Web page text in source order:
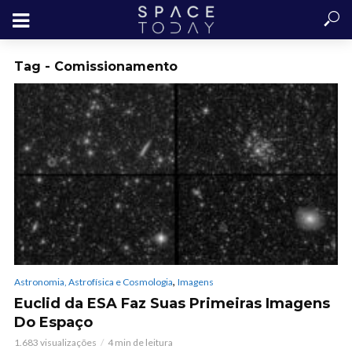
Tag - Comissionamento
Astronomia, Astrofísica e Cosmologia, Imagens
Euclid da ESA Faz Suas Primeiras Imagens
Do Espaço
1.683 visualizações 4 min de leitura